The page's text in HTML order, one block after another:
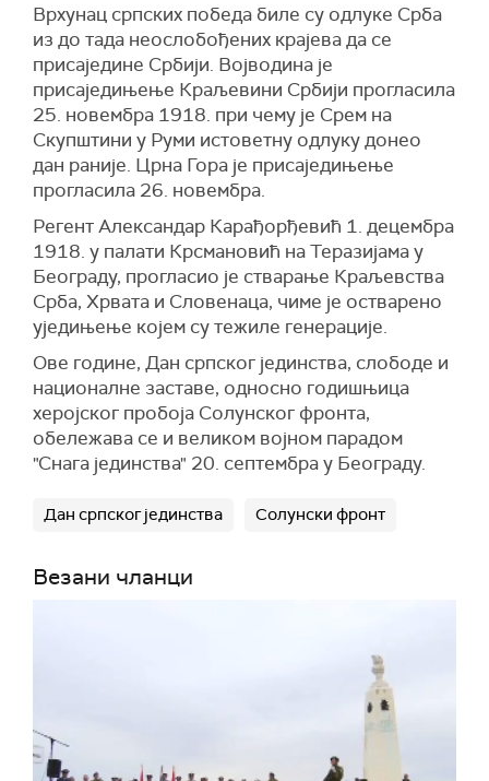
Врхунац српских победа биле су одлуке Срба
из до тада неослобођених крајева да се
присаједине Србији. Војводина је
присаједињење Краљевини Србији прогласила
25. новембра 1918. при чему је Срем на
Скупштини у Руми истоветну одлуку донео
дан раније. Црна Гора је присаједињење
прогласила 26. новембра.
Регент Александар Карађорђевић 1. децембра
1918. у палати Крсмановић на Теразијама у
Београду, прогласио је стварање Краљевства
Срба, Хрвата и Словенаца, чиме је остварено
уједињење којем су тежиле генерације.
Ове године, Дан српског јединства, слободе и
националне заставе, односно годишњица
херојског пробоја Солунског фронта,
обележава се и великом војном парадом
"Снага јединства" 20. септембра у Београду.
Дан српског јединства Солунски фронт
Везани чланци